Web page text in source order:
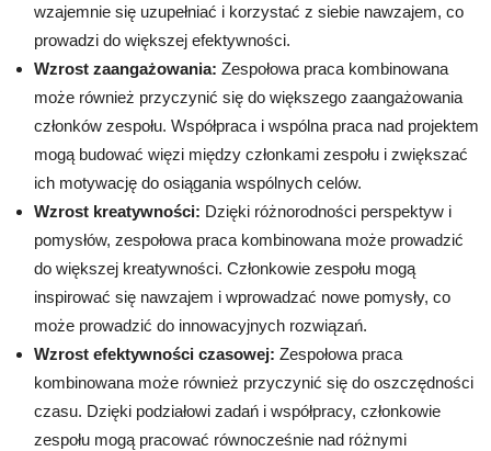
wzajemnie się uzupełniać i korzystać z siebie nawzajem, co
prowadzi do większej efektywności.
Wzrost zaangażowania: Zespołowa praca kombinowana
może również przyczynić się do większego zaangażowania
członków zespołu. Współpraca i wspólna praca nad projektem
mogą budować więzi między członkami zespołu i zwiększać
ich motywację do osiągania wspólnych celów.
Wzrost kreatywności: Dzięki różnorodności perspektyw i
pomysłów, zespołowa praca kombinowana może prowadzić
do większej kreatywności. Członkowie zespołu mogą
inspirować się nawzajem i wprowadzać nowe pomysły, co
może prowadzić do innowacyjnych rozwiązań.
Wzrost efektywności czasowej: Zespołowa praca
kombinowana może również przyczynić się do oszczędności
czasu. Dzięki podziałowi zadań i współpracy, członkowie
zespołu mogą pracować równocześnie nad różnymi